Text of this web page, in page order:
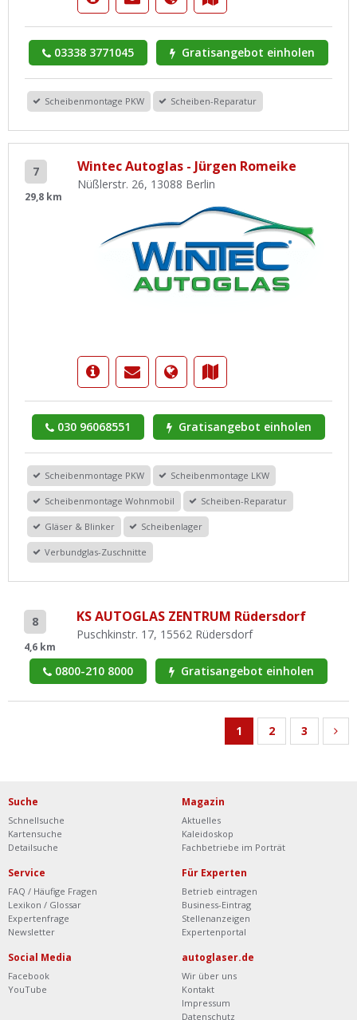
03338 3771045 Gratisangebot einholen
Scheibenmontage PKW Scheiben-Reparatur
7
29,8 km
Wintec Autoglas - Jürgen Romeike
Nüßlerstr. 26, 13088 Berlin
030 96068551 Gratisangebot einholen
Scheibenmontage PKW Scheibenmontage LKW
Scheibenmontage Wohnmobil Scheiben-Reparatur
Gläser & Blinker Scheibenlager
Verbundglas-Zuschnitte
8
4,6 km
KS AUTOGLAS ZENTRUM Rüdersdorf
Puschkinstr. 17, 15562 Rüdersdorf
0800-210 8000 Gratisangebot einholen
1 2 3
Suche
Schnellsuche
Kartensuche
Detailsuche
Magazin
Aktuelles
Kaleidoskop
Fachbetriebe im Porträt
Service
FAQ / Häufige Fragen
Lexikon / Glossar
Expertenfrage
Newsletter
Für Experten
Betrieb eintragen
Business-Eintrag
Stellenanzeigen
Expertenportal
Social Media
Facebook
YouTube
autoglaser.de
Wir über uns
Kontakt
Impressum
Datenschutz